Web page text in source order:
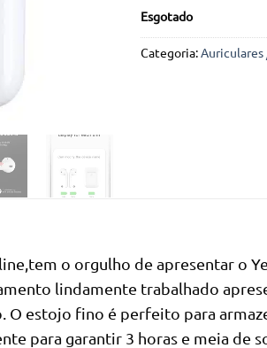
Esgotado
Categoria:
o orgulho de apresentar o
lindamente trabalhado
O estojo fino é perfeito para
para garantir 3 horas e meia de